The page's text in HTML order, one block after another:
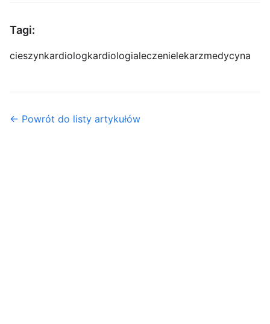
Tagi:
cieszynkardiologkardiologialeczenielekarzmedycyna
← Powrót do listy artykułów